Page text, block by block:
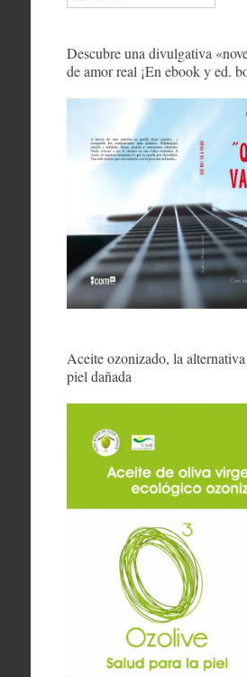
Descubre una divulgativa
de amor real ¡En ebook y ed.
Aceite ozonizado, la
piel dañada